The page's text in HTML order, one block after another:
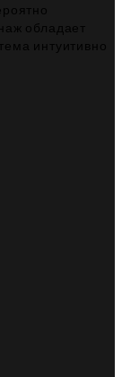
обладает
интуитивно